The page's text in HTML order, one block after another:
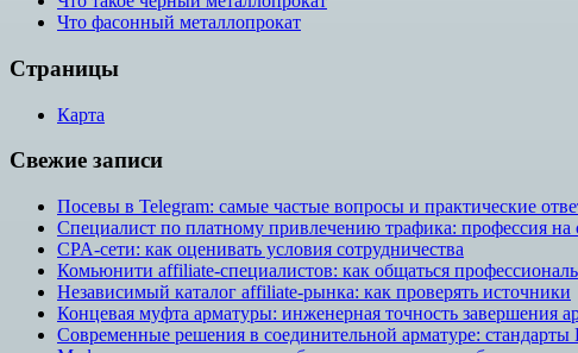
Что фасонный металлопрокат
Страницы
Карта
Свежие записи
Посевы в Telegram: самые частые вопросы и практические
Специалист по платному привлечению трафика: профессия на
CPA-сети: как оценивать условия сотрудничества
Комьюнити affiliate-специалистов: как общаться
Независимый каталог affiliate-рынка: как проверять источники
Концевая муфта арматуры: инженерная точность завершения
Современные решения в соединительной арматуре: